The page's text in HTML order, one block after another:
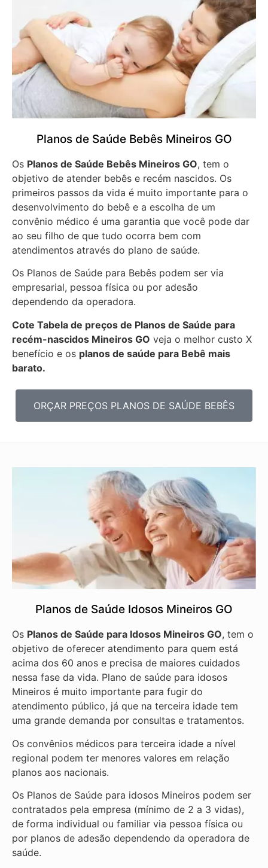
Planos de Saúde Bebês Mineiros GO
Os Planos de Saúde Bebês Mineiros GO, tem o
objetivo de atender bebês e recém nascidos. Os
primeiros passos da vida é muito importante para o
desenvolvimento do bebê e a escolha de um
convênio médico é uma garantia que você pode dar
ao seu filho de que tudo ocorra bem com
atendimentos através do plano de saúde.
Os Planos de Saúde para Bebês podem ser via
empresarial, pessoa física ou por adesão
dependendo da operadora.
Cote Tabela de preços de Planos de Saúde para
recém-nascidos Mineiros GO veja o melhor custo X
benefício e os planos de saúde para Bebê mais
barato.
ORÇAR PREÇOS PLANOS DE SAÚDE BEBÊS
Planos de Saúde Idosos Mineiros GO
Os Planos de Saúde para Idosos Mineiros GO, tem o
objetivo de oferecer atendimento para quem está
acima dos 60 anos e precisa de maiores cuidados
nessa fase da vida. Plano de saúde para idosos
Mineiros é muito importante para fugir do
atendimento público, já que na terceira idade tem
uma grande demanda por consultas e tratamentos.
Os convênios médicos para terceira idade a nível
regional podem ter menores valores em relação
planos aos nacionais.
Os Planos de Saúde para idosos Mineiros podem ser
contratados pela empresa (mínimo de 2 a 3 vidas),
de forma individual ou familiar via pessoa física ou
por planos de adesão dependendo da operadora de
saúde.